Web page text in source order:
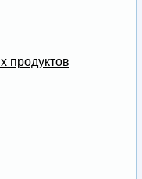
продуктов